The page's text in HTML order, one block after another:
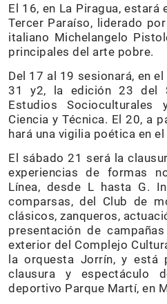
El 16, en La Piragua,
Tercer Paraíso, liderado
italiano Michelangelo
principales del arte pobre.
Del 17 al 19 sesionará, en
31 y2, la edición 23 del
Estudios
Ciencia y Técnica. El 20, a
hará una vigilia poética en
El sábado 21 será la
experiencias de formas
Línea, desde L hasta G.
comparsas, del Club de
clásicos, zanqueros,
presentación de
exterior del Complejo
la orquesta Jorrín, y está
clausura y espectáculo
deportivo Parque Martí, en